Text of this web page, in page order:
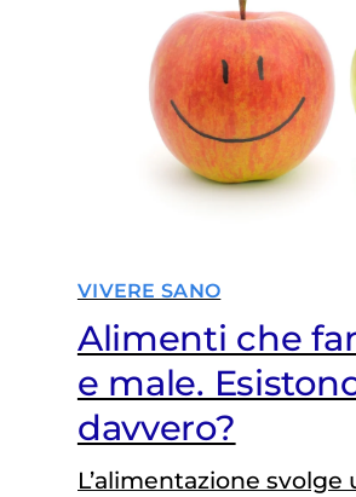
esplorano le
riguardanti il consumo
VIVERE SANO
Alimenti che
e male.
davvero?
L’alimentazione svolge